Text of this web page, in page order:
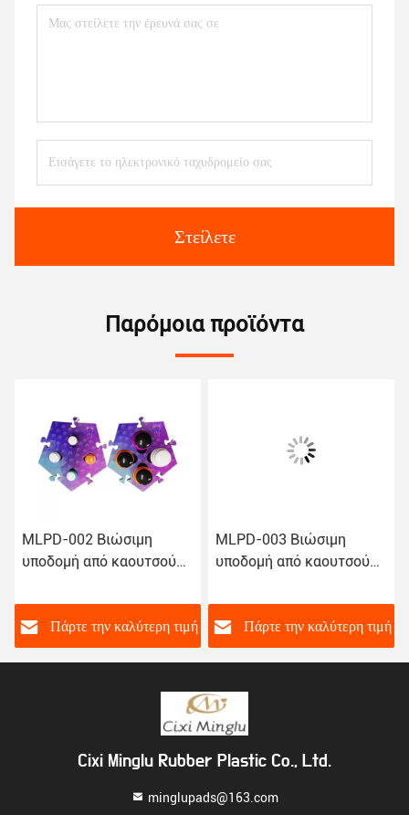
Στείλετε
Παρόμοια προϊόντα
MLPD-002 Βιώσιμη
υποδομή από καουτσούκ
Πάρτε την καλύτερη τιμή
MLPD-003 Βιώσιμη
υποδομή από καουτσούκ
Πάρκα εκπαίδευσης
ζώων με κουμπί ήχου
Πάρτε την καλύτερη τιμή
Cixi Minglu Rubber Plastic Co., Ltd.
minglupads@163.com